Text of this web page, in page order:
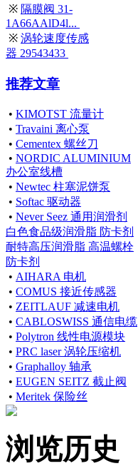
※ 隔膜阀 31-
1A66AAlD4l...
※ 涡轮速度传感
器 29543433
推荐文章
• KIMOTST 流量计
• Travaini 离心泵
• Cementex 螺丝刀
• NORDIC ALUMINIUM
办公室线槽
• Newtec 柱塞泥饼泵
• Softac 驱动器
• Never Seez 通用润滑剂
白色食品级润滑脂 防卡剂
耐特高压润滑脂 高温螺栓
防卡剂
• AIHARA 电机
• COMUS 接近传感器
• ZEITLAUF 减速电机
• CABLOSWISS 通信电缆
• Polytron 线性电源模块
• PRC laser 涡轮压缩机
• Graphalloy 轴承
• EUGEN SEITZ 截止阀
• Meritek 保险丝
浏览历史